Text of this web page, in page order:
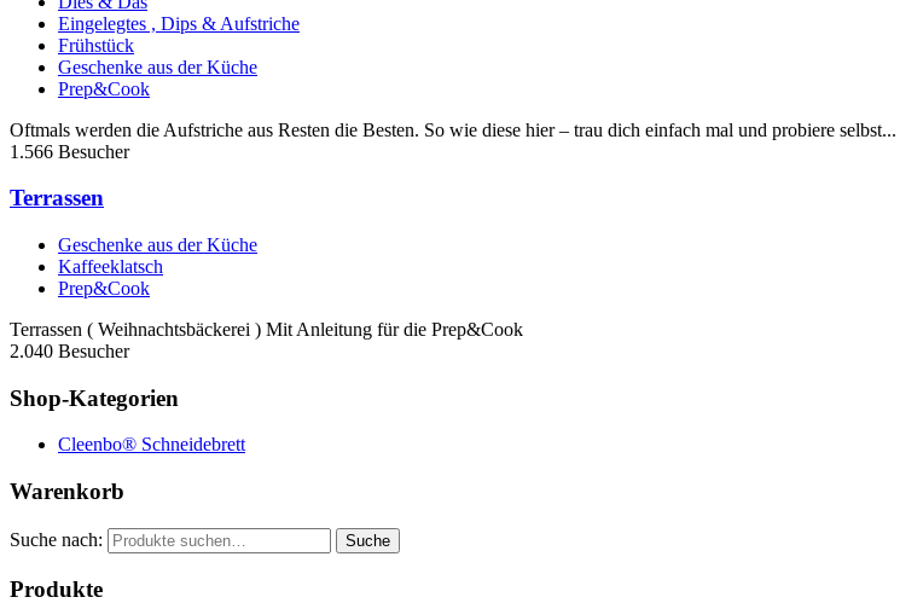
Eingelegtes , Dips & Aufstriche
Frühstück
Geschenke aus der Küche
Prep&Cook
Oftmals werden die Aufstriche aus Resten die Besten. So wie diese hier – trau dich einfach mal und probiere selbst...
1.566 Besucher
Terrassen
Geschenke aus der Küche
Kaffeeklatsch
Prep&Cook
Terrassen ( Weihnachtsbäckerei ) Mit Anleitung für die Prep&Cook
2.040 Besucher
Shop-Kategorien
Cleenbo® Schneidebrett
Warenkorb
Suche nach: Suche
Produkte